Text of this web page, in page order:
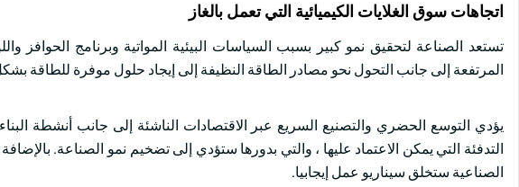
اتجاهات سوق الغلايات الكيميائية التي تعمل بالغاز
تستعد الصناعة لتحقيق نمو كبير بسبب السياسات البيئية المواتية وبرنامج الحوافز
المرتفعة إلى جانب التحول نحو مصادر الطاقة النظيفة إلى إيجاد حلول موفرة للطاقة
يؤدي التوسع الحضري والتصنيع السريع عبر الاقتصادات الناشئة إلى جانب أنشطة
التدفئة التي يمكن الاعتماد عليها ، والتي بدورها ستؤدي إلى تضخيم نمو الصناعة.
الصناعية ستخلق سيناريو عمل إيجابيا.